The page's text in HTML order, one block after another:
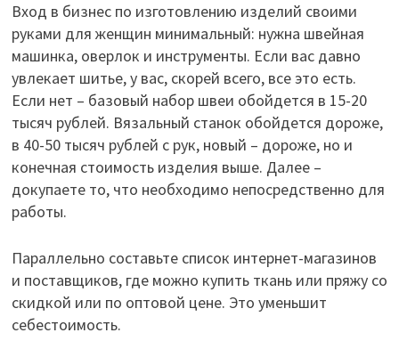
Вход в бизнес по изготовлению изделий своими
руками для женщин минимальный: нужна швейная
машинка, оверлок и инструменты. Если вас давно
увлекает шитье, у вас, скорей всего, все это есть.
Если нет – базовый набор швеи обойдется в 15-20
тысяч рублей. Вязальный станок обойдется дороже,
в 40-50 тысяч рублей с рук, новый – дороже, но и
конечная стоимость изделия выше. Далее –
докупаете то, что необходимо непосредственно для
работы.
Параллельно составьте список интернет-магазинов
и поставщиков, где можно купить ткань или пряжу со
скидкой или по оптовой цене. Это уменьшит
себестоимость.